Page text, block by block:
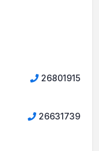
26801915
26631739